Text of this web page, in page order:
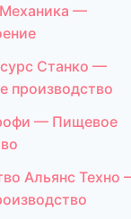
—
Станко —
производство
— Пищевое
Альянс Техно